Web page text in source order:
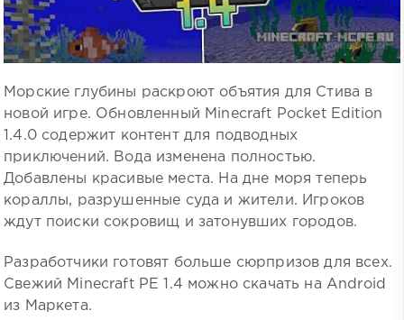
Морские глубины раскроют объятия для Стива в
новой игре. Обновленный Minecraft Pocket Edition
1.4.0 содержит контент для подводных
приключений. Вода изменена полностью.
Добавлены красивые места. На дне моря теперь
кораллы, разрушенные суда и жители. Игроков
ждут поиски сокровищ и затонувших городов.
Разработчики готовят больше сюрпризов для всех.
Свежий Minecraft PE 1.4 можно скачать на Android
из Маркета.